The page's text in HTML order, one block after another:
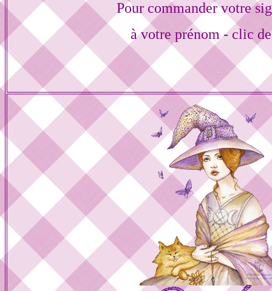
Pour commander votre
à votre prénom - clic